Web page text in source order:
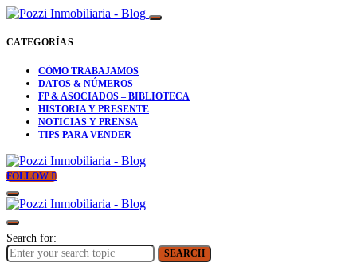
CATEGORÍAS
CÓMO TRABAJAMOS
DATOS & NÚMEROS
FP & ASOCIADOS – BIBLIOTECA
HISTORIA Y PRESENTE
NOTICIAS Y PRENSA
TIPS PARA VENDER
FOLLOW
Search for:
SEARCH